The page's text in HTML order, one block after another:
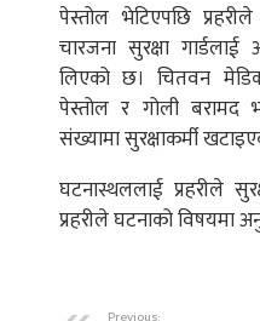
पेस्तोल भेटिएपछि
चारजना सुरक्षा गार्डलाई
लिएको छ। चितवन
पेस्तोल र गोली
संख्यामा सुरक्षाकर्मी
घटनास्थललाई प्रहरीले
प्रहरीले घटनाको विषयमा